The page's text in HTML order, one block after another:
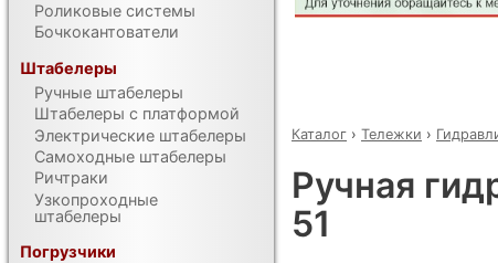
Каталог › Тележки ›
Ручная
51
Роликовые системы
Бочкокантователи
Штабелеры
Ручные штабелеры
Штабелеры с платформой
Электрические штабелеры
Самоходные штабелеры
Ричтраки
Узкопроходные
штабелеры
Погрузчики